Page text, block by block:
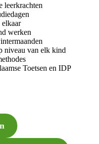
leerkrachten
werken
niveau van elk kind
Toetsen en IDP